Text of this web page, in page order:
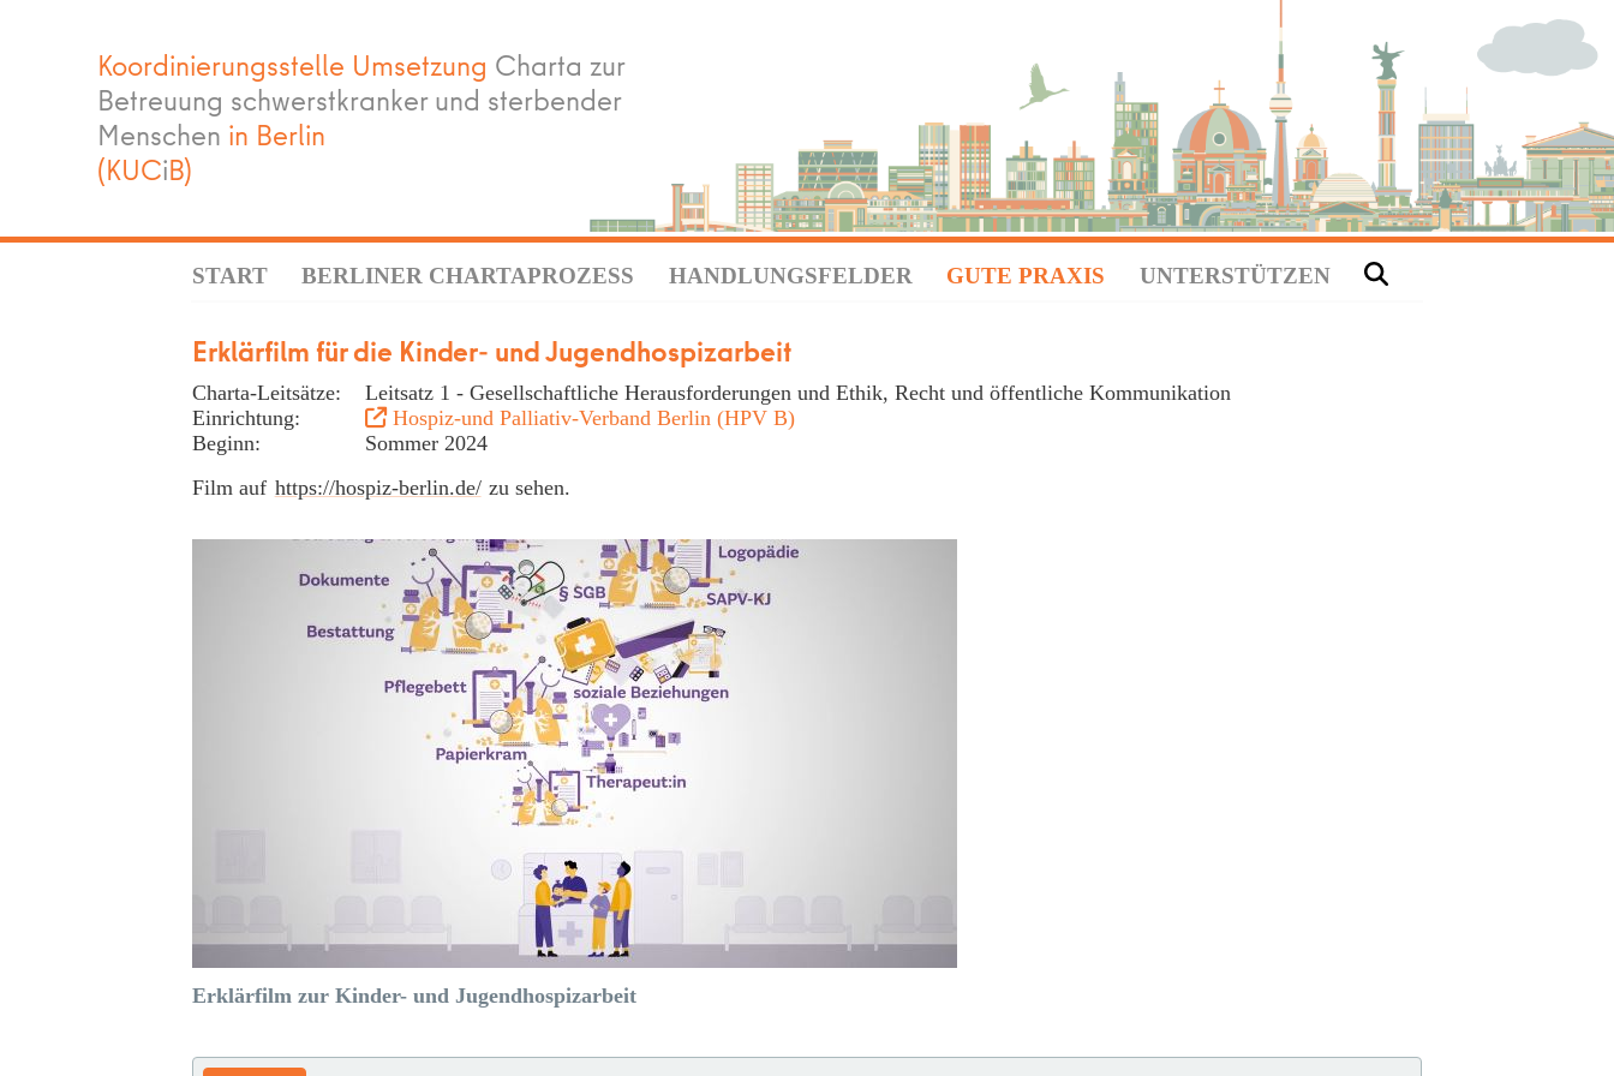
Koordinierungsstelle Umsetzung Charta zur
Betreuung schwerstkranker und sterbender
Menschen in Berlin
(KUCiB)
START BERLINER CHARTAPROZESS HANDLUNGSFELDER GUTE PRAXIS UNTERSTÜTZEN
Erklärfilm für die Kinder- und Jugendhospizarbeit
Charta-Leitsätze:
Leitsatz 1 - Gesellschaftliche Herausforderungen und Ethik, Recht und öffentliche Kommunikation
Einrichtung:
Hospiz-und Palliativ-Verband Berlin (HPV B)
Beginn:
Sommer 2024
Film auf https://hospiz-berlin.de/ zu sehen.
Erklärfilm zur Kinder- und Jugendhospizarbeit